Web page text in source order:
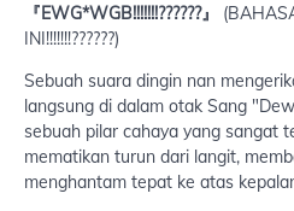
『EWG*WGB!!!!!!!??????』
INI!!!!!!!??????)
Sebuah suara dingin nan
langsung di dalam otak Sang
sebuah pilar cahaya yang sangat
mematikan turun dari langit,
menghantam tepat ke atas